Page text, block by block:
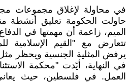
في محاولة لإغلاق مجموعات
حاولت الحكومة تعليق أنشطة
الميم، زاعمة أن مهمتها في
تتعارض مع "القيم الإسلامية
يرفض المثلية الجنسية ويحظر
في النهاية، أيّدت "محكمة
العمل. في فلسطين، حيث